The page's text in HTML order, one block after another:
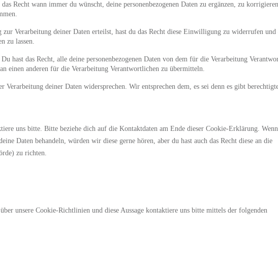
Recht wann immer du wünscht, deine personenbezogenen Daten zu ergänzen, zu
Verarbeitung deiner Daten erteilst, hast du das Recht diese Einwilligung zu widerrufen und
zu lassen.
hast das Recht, alle deine personenbezogenen Daten von dem für die Verarbeitung
einen anderen für die Verarbeitung Verantwortlichen zu übermitteln.
Verarbeitung deiner Daten widersprechen. Wir entsprechen dem, es sei denn es gibt
uns bitte. Bitte beziehe dich auf die Kontaktdaten am Ende dieser Cookie-Erklärung.
Daten behandeln, würden wir diese gerne hören, aber du hast auch das Recht diese an die
zu richten.
unsere Cookie-Richtlinien und diese Aussage kontaktiere uns bitte mittels der folgenden